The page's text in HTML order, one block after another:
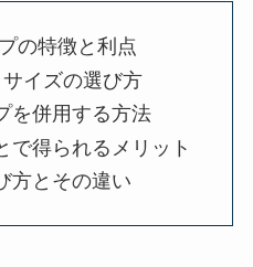
の特徴と利点
イズの選び方
を併用する方法
で得られるメリット
方とその違い